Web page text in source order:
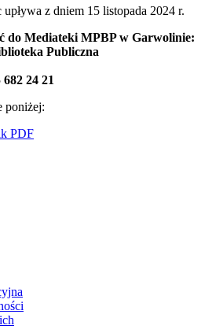
z dniem 15 listopada 2024 r.
do Mediateki MPBP w Garwolinie:
Publiczna
24 21
poniżej:
PDF